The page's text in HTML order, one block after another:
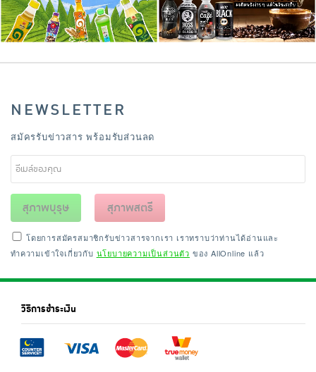
NEWSLETTER
สมัครรับข่าวสาร พร้อมรับส่วนลด
สุภาพบุรุษ สุภาพสตรี
โดยการสมัครสมาชิกรับข่าวสารจากเรา เราทราบว่าท่านได้อ่านและ
ทำความเข้าใจเกี่ยวกับ นโยบายความเป็นส่วนตัว ของ AllOnline แล้ว
วิธีการชำระเงิน